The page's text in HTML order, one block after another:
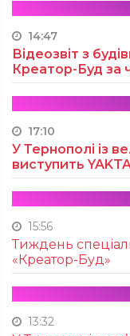
14:47
Відеозвіт з
Креатор-Буд за
17:10
У Тернополі із
виступить
15:56
Тиждень
«Креатор-Буд»
13:32